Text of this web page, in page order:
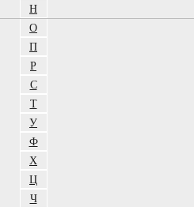
Н
О
П
Р
С
Т
У
Ф
Х
Ц
Ч